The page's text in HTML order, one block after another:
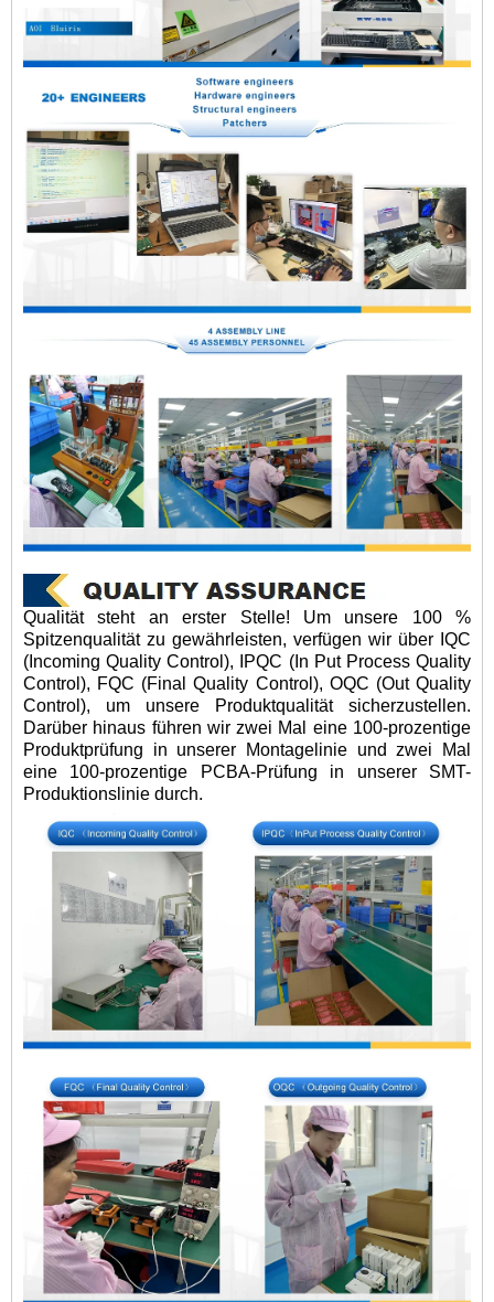
Qualität steht an erster Stelle! Um unsere 100 %
Spitzenqualität zu gewährleisten, verfügen wir über IQC
(Incoming Quality Control), IPQC (In Put Process Quality
Control), FQC (Final Quality Control), OQC (Out Quality
Control), um unsere Produktqualität sicherzustellen.
Darüber hinaus führen wir zwei Mal eine 100-prozentige
Produktprüfung in unserer Montagelinie und zwei Mal
eine 100-prozentige PCBA-Prüfung in unserer SMT-
Produktionslinie durch.